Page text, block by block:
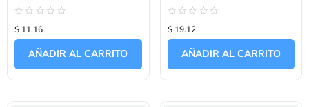
con
0
$ 11.16
AÑADIR AL CARRITO
con
0
$ 19.12
AÑADIR AL CARRITO